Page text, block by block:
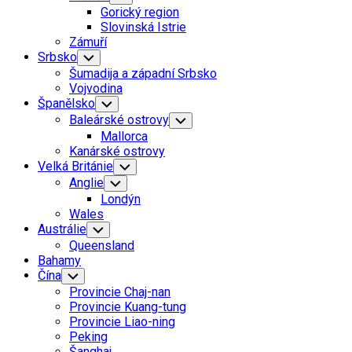
Child
Menu
Gorický region
Slovinská Istrie
Zámuří
Srbsko Toggle
Child
Menu
Šumadija a západní Srbsko
Vojvodina
Španělsko Toggle
Child
Menu
Baleárské ostrovy Toggle
Child
Mallorca
Kanárské ostrovy
Velká Británie Toggle
Child
Menu
Anglie Toggle
Child
Menu
Londýn
Wales
Austrálie Toggle
Child
Menu
Queensland
Bahamy
Čína Toggle
Child
Menu
Provincie Chaj-nan
Provincie Kuang-tung
Provincie Liao-ning
Peking